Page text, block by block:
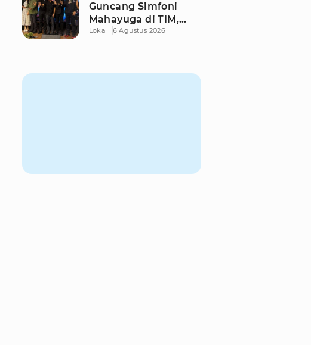
Guncang Simfoni
Mahayuga di TIM,
Bawakan Lagu
Lokal 6 Agustus 2026